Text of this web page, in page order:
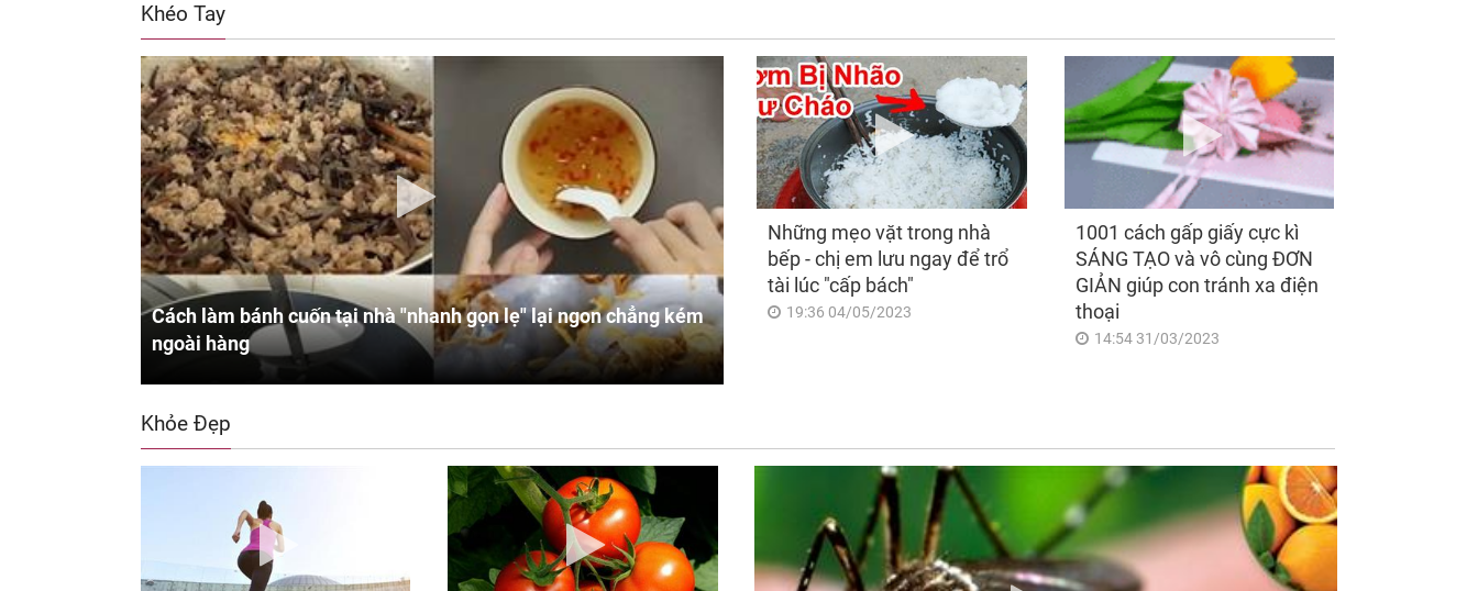
khi thấy vợ đang
chăm chú nhìn vào
‘chỗ lạ’
công danh sự nghiệp
thăng hạng không
ngừng
Khéo Tay
Cách làm bánh cuốn tại nhà "nhanh gọn lẹ" lại ngon chẳng kém
ngoài hàng
Những mẹo vặt trong nhà
bếp - chị em lưu ngay để trổ
tài lúc "cấp bách"
19:36 04/05/2023
1001 cách gấp giấy cực kì
SÁNG TẠO và vô cùng ĐƠN
GIẢN giúp con tránh xa điện
thoại
14:54 31/03/2023
Khỏe Đẹp